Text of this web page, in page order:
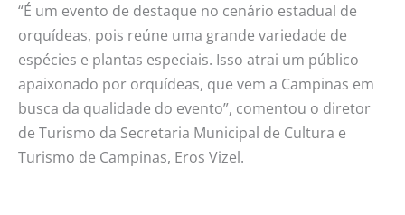
“É um evento de destaque no cenário estadual de
orquídeas, pois reúne uma grande variedade de
espécies e plantas especiais. Isso atrai um público
apaixonado por orquídeas, que vem a Campinas em
busca da qualidade do evento”, comentou o diretor
de Turismo da Secretaria Municipal de Cultura e
Turismo de Campinas, Eros Vizel.